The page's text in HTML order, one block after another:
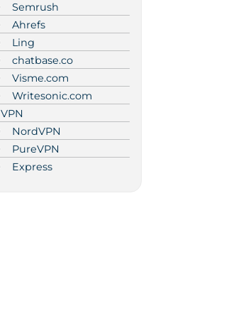
Semrush
Ahrefs
Ling
chatbase.co
Visme.com
Writesonic.com
VPN
NordVPN
PureVPN
Express